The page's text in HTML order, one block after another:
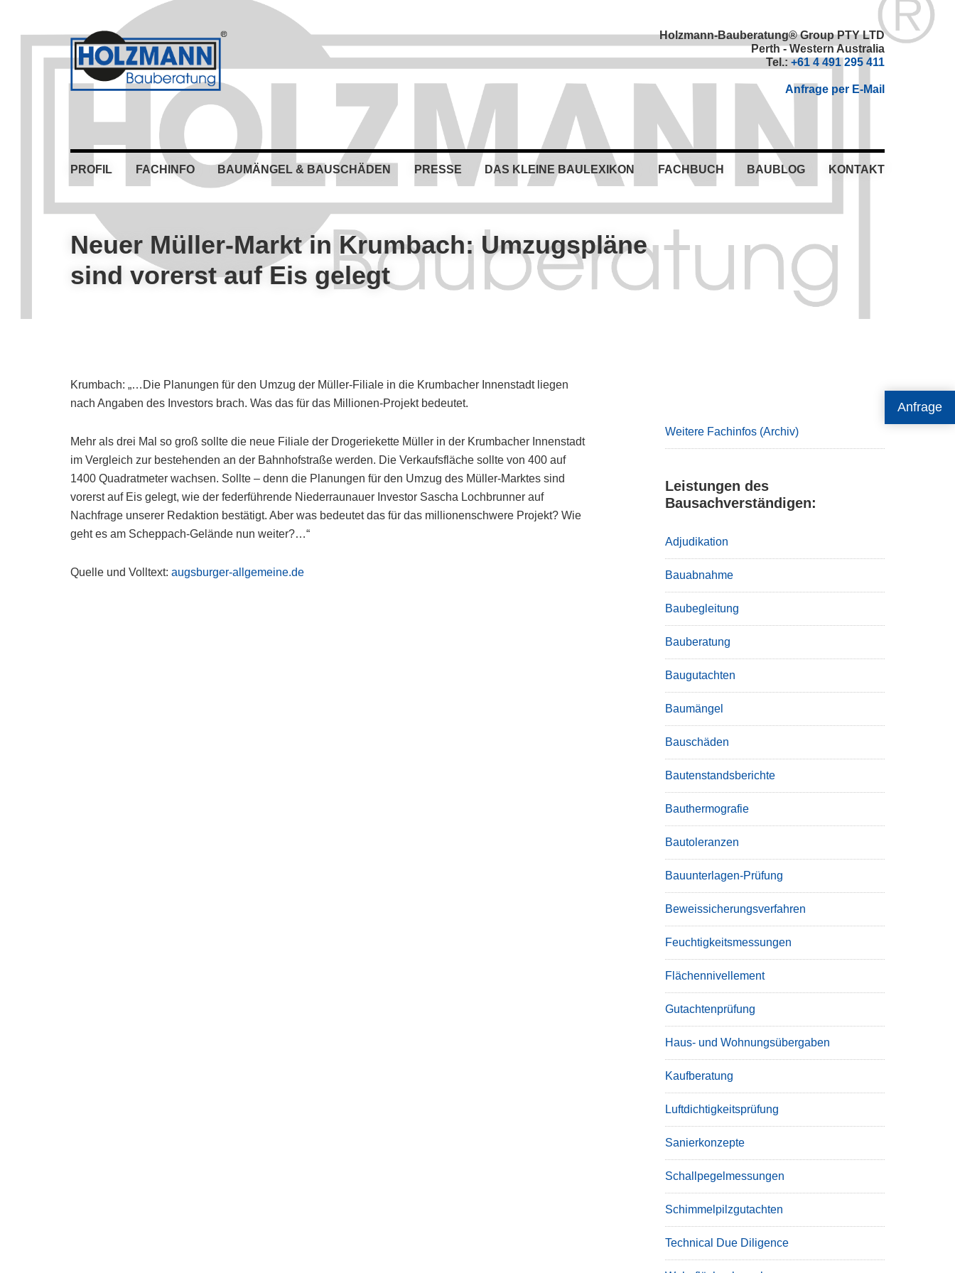
Anfrage
primary
primary
Holzmann-Bauberatung® Group PTY LTD
Perth - Western Australia
Tel.: +61 4 491 295 411
Anfrage per E-Mail
PROFIL FACHINFO BAUMÄNGEL & BAUSCHÄDEN PRESSE DAS KLEINE BAULEXIKON FACHBUCH BAUBLOG KONTAKT
Neuer Müller-Markt in Krumbach: Umzugspläne
sind vorerst auf Eis gelegt
Krumbach: „…Die Planungen für den Umzug der Müller-Filiale in die Krumbacher Innenstadt liegen
nach Angaben des Investors brach. Was das für das Millionen-Projekt bedeutet.
Mehr als drei Mal so groß sollte die neue Filiale der Drogeriekette Müller in der Krumbacher Innenstadt
im Vergleich zur bestehenden an der Bahnhofstraße werden. Die Verkaufsfläche sollte von 400 auf
1400 Quadratmeter wachsen. Sollte – denn die Planungen für den Umzug des Müller-Marktes sind
vorerst auf Eis gelegt, wie der federführende Niederraunauer Investor Sascha Lochbrunner auf
Nachfrage unserer Redaktion bestätigt. Aber was bedeutet das für das millionenschwere Projekt? Wie
geht es am Scheppach-Gelände nun weiter?…“
Quelle und Volltext:augsburger-allgemeine.de
Weitere Fachinfos (Archiv)
Leistungen des
Bausachverständigen:
Adjudikation
Bauabnahme
Baubegleitung
Bauberatung
Baugutachten
Baumängel
Bauschäden
Bautenstandsberichte
Bauthermografie
Bautoleranzen
Bauunterlagen-Prüfung
Beweissicherungsverfahren
Feuchtigkeitsmessungen
Flächennivellement
Gutachtenprüfung
Haus- und Wohnungsübergaben
Kaufberatung
Luftdichtigkeitsprüfung
Sanierkonzepte
Schallpegelmessungen
Schimmelpilzgutachten
Technical Due Diligence